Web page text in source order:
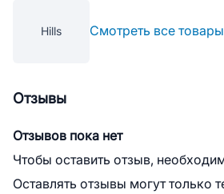
Hills Смотреть все
Отзывы
Отзывов пока нет
Чтобы оставить отзыв,
Оставлять отзывы могут только